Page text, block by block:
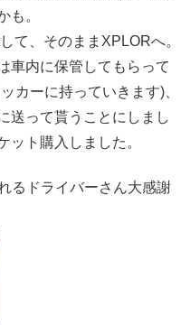
も。
て、そのままXPLORへ。
車内に保管してもらって
カーに持っていきます)、
送って貰うことにしまし
ット購入しました。
るドライバーさん大感謝